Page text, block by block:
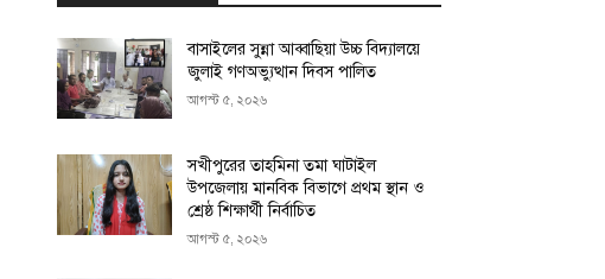
বাসাইলের সুন্না আব্বাছিয়া উচ্চ বিদ্যালয়ে
জুলাই গণঅভ্যুত্থান দিবস পালিত
আগস্ট ৫, ২০২৬
সখীপুরের তাহমিনা তমা ঘাটাইল
উপজেলায় মানবিক বিভাগে প্রথম স্থান ও
শ্রেষ্ঠ শিক্ষার্থী নির্বাচিত
আগস্ট ৫, ২০২৬